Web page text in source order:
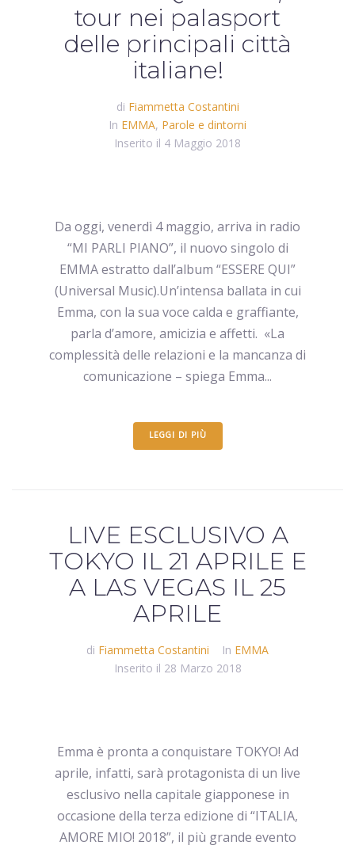
tour nei palasport
delle principali città
italiane!
di Fiammetta Costantini
In EMMA, Parole e dintorni
Inserito il 4 Maggio 2018
Da oggi, venerdì 4 maggio, arriva in radio
“MI PARLI PIANO”, il nuovo singolo di
EMMA estratto dall’album “ESSERE QUI”
(Universal Music).Un’intensa ballata in cui
Emma, con la sua voce calda e graffiante,
parla d’amore, amicizia e affetti. «La
complessità delle relazioni e la mancanza di
comunicazione – spiega Emma...
LEGGI DI PIÙ
LIVE ESCLUSIVO A
TOKYO IL 21 APRILE E
A LAS VEGAS IL 25
APRILE
di Fiammetta Costantini In EMMA
Inserito il 28 Marzo 2018
Emma è pronta a conquistare TOKYO! Ad
aprile, infatti, sarà protagonista di un live
esclusivo nella capitale giapponese in
occasione della terza edizione di “ITALIA,
AMORE MIO! 2018”, il più grande evento